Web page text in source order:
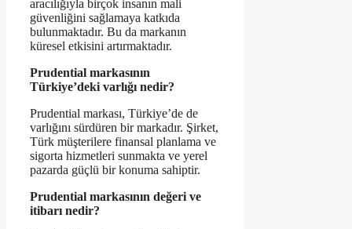
aracılığıyla birçok insanın mali
güvenliğini sağlamaya katkıda
bulunmaktadır. Bu da markanın
küresel etkisini artırmaktadır.
Prudential markasının
Türkiye’deki varlığı nedir?
Prudential markası, Türkiye’de de
varlığını sürdüren bir markadır. Şirket,
Türk müşterilere finansal planlama ve
sigorta hizmetleri sunmakta ve yerel
pazarda güçlü bir konuma sahiptir.
Prudential markasının değeri ve
itibarı nedir?